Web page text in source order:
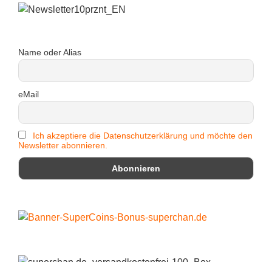
Name oder Alias
eMail
Ich akzeptiere die Datenschutzerklärung und möchte den
Newsletter abonnieren.